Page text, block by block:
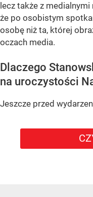
lecz także z medialnymi
że po osobistym
osobę niż ta, której
oczach media.
Dlaczego
na uroczystości
Jeszcze przed